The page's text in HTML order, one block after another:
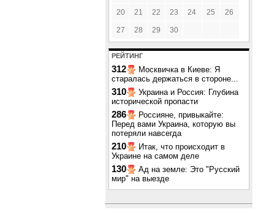
20 21 22 23 24 25 26
27 28 29 30
РЕЙТИНГ
312
Москвичка в Киеве: Я
старалась держаться в стороне...
310
Украина и Россия: Глубина
исторической пропасти
286
Россияне, привыкайте:
Перед вами Украина, которую вы
потеряли навсегда
210
Итак, что происходит в
Украине на самом деле
130
Ад на земле: Это "Русский
мир" на выезде